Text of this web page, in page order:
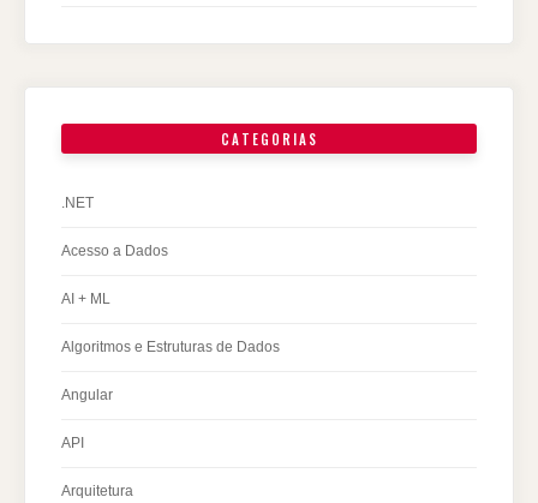
CATEGORIAS
.NET
Acesso a Dados
AI + ML
Algoritmos e Estruturas de Dados
Angular
API
Arquitetura